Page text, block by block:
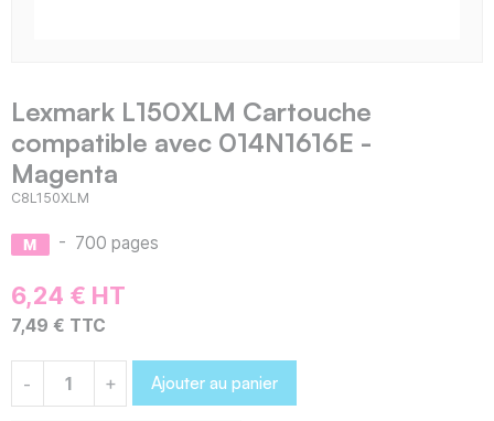
Lexmark L150XLM Cartouche
compatible avec 014N1616E -
Magenta
C8L150XLM
- 700 pages
6,24 € HT
7,49 € TTC
- + Ajouter au panier